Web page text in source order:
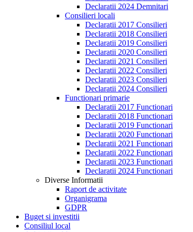
Declaratii 2024 Demnitari
Consilieri locali
Declaratii 2017 Consilieri
Declaratii 2018 Consilieri
Declaratii 2019 Consilieri
Declaratii 2020 Consilieri
Declaratii 2021 Consilieri
Declaratii 2022 Consilieri
Declaratii 2023 Consilieri
Declaratii 2024 Consilieri
Functionari primarie
Declaratii 2017 Functionari
Declaratii 2018 Functionari
Declaratii 2019 Functionari
Declaratii 2020 Functionari
Declaratii 2021 Functionari
Declaratii 2022 Functionari
Declaratii 2023 Functionari
Declaratii 2024 Functionari
Diverse Informatii
Raport de activitate
Organigrama
GDPR
Buget si investitii
Consiliul local